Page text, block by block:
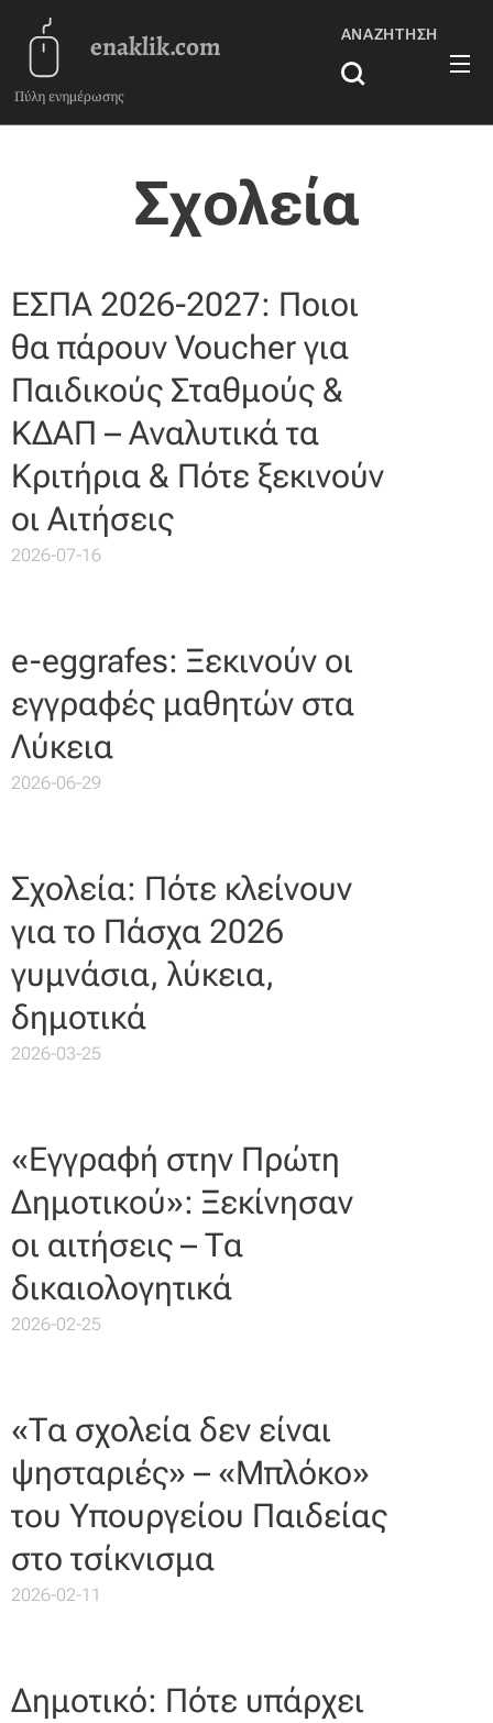
enaklik.com
Πύλη ενημέρωσης
ΑΝΑΖΉΤΗΣΗ
Σχολεία
ΕΣΠΑ 2026-2027: Ποιοι
θα πάρουν Voucher για
Παιδικούς Σταθμούς &
ΚΔΑΠ – Αναλυτικά τα
Κριτήρια & Πότε ξεκινούν
οι Αιτήσεις
2026-07-16
e-eggrafes: Ξεκινούν οι
εγγραφές μαθητών στα
Λύκεια
2026-06-29
Σχολεία: Πότε κλείνουν
για το Πάσχα 2026
γυμνάσια, λύκεια,
δημοτικά
2026-03-25
«Εγγραφή στην Πρώτη
Δημοτικού»: Ξεκίνησαν
οι αιτήσεις – Τα
δικαιολογητικά
2026-02-25
«Τα σχολεία δεν είναι
ψησταριές» – «Μπλόκο»
του Υπουργείου Παιδείας
στο τσίκνισμα
2026-02-11
Δημοτικό: Πότε υπάρχει